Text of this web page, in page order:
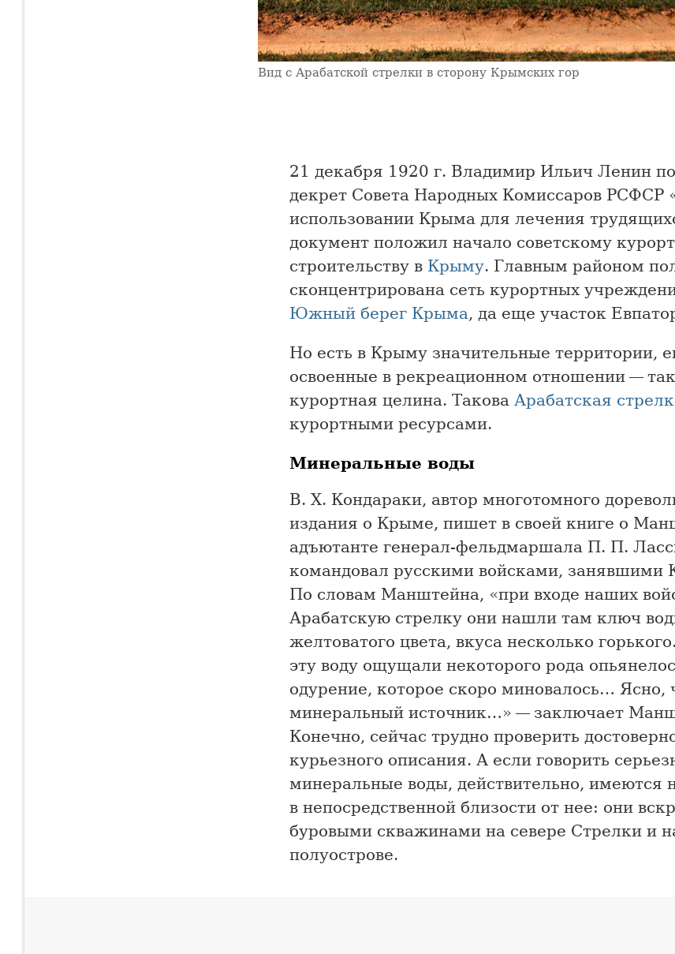
Вид с Арабатской стрелки в сторону Крымских гор
21 декабря 1920 г. Владимир Ильич Ленин
декрет Совета Народных Комиссаров РСФСР
использовании Крыма для лечения
документ положил начало советскому
строительству в Крыму. Главным районом
сконцентрирована сеть курортных
Южный берег Крыма, да еще участок
Но есть в Крыму значительные территории,
освоенные в рекреационном отношении —
курортная целина. Такова Арабатская
курортными ресурсами.
Минеральные воды
В. X. Кондараки, автор многотомного
издания о Крыме, пишет в своей книге о
адъютанте генерал-фельдмаршала П. П.
командовал русскими войсками, занявшими
По словам Манштейна, «при входе наших
Арабатскую стрелку они нашли там ключ
желтоватого цвета, вкуса несколько
эту воду ощущали некоторого рода
одурение, которое скоро миновалось… Ясно,
минеральный источник…» — заключает
Конечно, сейчас трудно проверить
курьезного описания. А если говорить
минеральные воды, действительно, имеются
в непосредственной близости от нее: они
буровыми скважинами на севере Стрелки и
полуострове.